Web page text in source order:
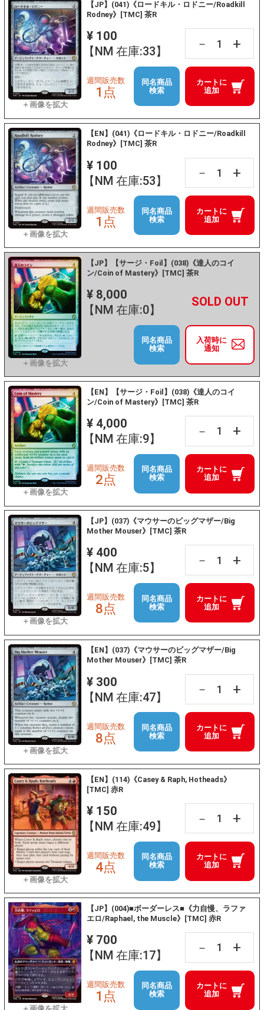
【JP】(041)《ロードキル・ロドニー/Roadkill
Rodney》[TMC] 茶R
¥ 100
【NM 在庫:33】
－ +
カートに
追加
週間販売数
1点
同名商品
検索
【EN】(041)《ロードキル・ロドニー/Roadkill
Rodney》[TMC] 茶R
¥ 100
【NM 在庫:53】
－ +
カートに
追加
週間販売数
1点
同名商品
検索
【JP】【サージ・Foil】(038)《達人のコイ
ン/Coin of Mastery》[TMC] 茶R
¥ 8,000
【NM 在庫:0】
－ +
入荷時に
通知
同名商品
検索
【EN】【サージ・Foil】(038)《達人のコイ
ン/Coin of Mastery》[TMC] 茶R
¥ 4,000
【NM 在庫:9】
－ +
カートに
追加
週間販売数
2点
同名商品
検索
【JP】(037)《マウサーのビッグマザー/Big
Mother Mouser》[TMC] 茶R
¥ 400
【NM 在庫:5】
－ +
カートに
追加
週間販売数
8点
同名商品
検索
【EN】(037)《マウサーのビッグマザー/Big
Mother Mouser》[TMC] 茶R
¥ 300
【NM 在庫:47】
－ +
カートに
追加
週間販売数
8点
同名商品
検索
【EN】(114)《Casey & Raph, Hotheads》
[TMC] 赤R
¥ 150
【NM 在庫:49】
－ +
カートに
追加
週間販売数
4点
同名商品
検索
【JP】(004)■ボーダーレス■《力自慢、ラファ
エロ/Raphael, the Muscle》[TMC] 赤R
¥ 700
【NM 在庫:17】
－ +
カートに
追加
週間販売数
1点
同名商品
検索